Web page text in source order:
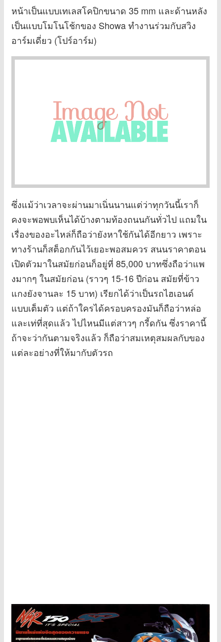
หน้าเป็นแบบเทเลสโคปิกขนาด 35 mm และด้านหลัง
เป็นแบบโมโนโช้กของ Showa ทำงานร่วมกับสวิง
อาร์มเดี่ยว (โปร์อาร์ม)
ซึ่งแม้ว่าเวลาจะผ่านมาเนิ่นนานแต่ว่าทุกวันนี้เราก็
คงจะพอพบเห็นได้บ้างตามท้องถนนกันทั่วไป แถมใน
เรื่องของอะไหล่ก็ถือว่ายังหาใช้กันได้อีกยาว เพราะ
ทางร้านก็สต็อกกันไว้เยอะพอสมควร สนนราคาตอน
เปิดตัวมาในสมัยก่อนก็อยู่ที่ 85,000 บาทซึ่งถือว่าแพ
งมากๆ ในสมัยก่อน (ราวๆ 15-16 ปีก่อน สมัยที่ข้าว
แกงยังจานละ 15 บาท) เรียกได้ว่าเป็นรถไฮเอนด์
แบบเต็มตัว แต่ถ้าใครได้ครอบครองมันก็ถือว่าหล่อ
และเท่ที่สุดแล้ว ไปไหนมีแต่สาวๆ กรี้ดกัน ซึ่งราคานี้
ถ้าจะว่ากันตามจริงแล้ว ก็ถือว่าสมเหตุสมผลกับของ
แต่ละอย่างที่ให้มากับตัวรถ